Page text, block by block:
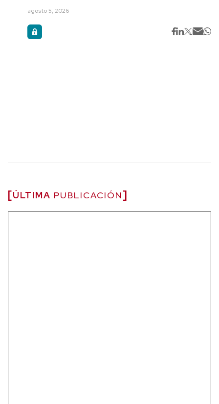
agosto 5, 2026
ÚLTIMA PUBLICACIÓN